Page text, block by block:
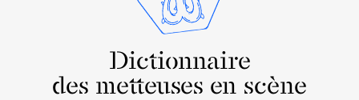
Dictionnaire
des metteuses en scène